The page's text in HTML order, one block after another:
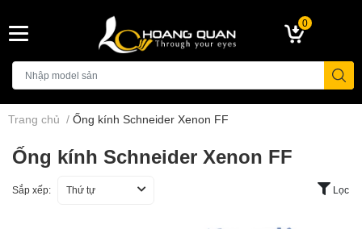
0
Trang chủ / Ống kính Schneider Xenon FF
Ống kính Schneider Xenon FF
Sắp xếp: Thứ tự Lọc